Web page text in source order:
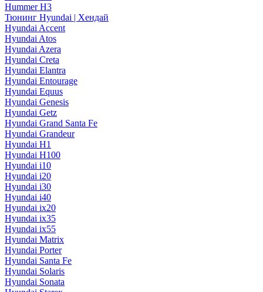
Hummer H3
Тюнинг Hyundai | Хендай
Hyundai Accent
Hyundai Atos
Hyundai Azera
Hyundai Creta
Hyundai Elantra
Hyundai Entourage
Hyundai Equus
Hyundai Genesis
Hyundai Getz
Hyundai Grand Santa Fe
Hyundai Grandeur
Hyundai H1
Hyundai H100
Hyundai i10
Hyundai i20
Hyundai i30
Hyundai i40
Hyundai ix20
Hyundai ix35
Hyundai ix55
Hyundai Matrix
Hyundai Porter
Hyundai Santa Fe
Hyundai Solaris
Hyundai Sonata